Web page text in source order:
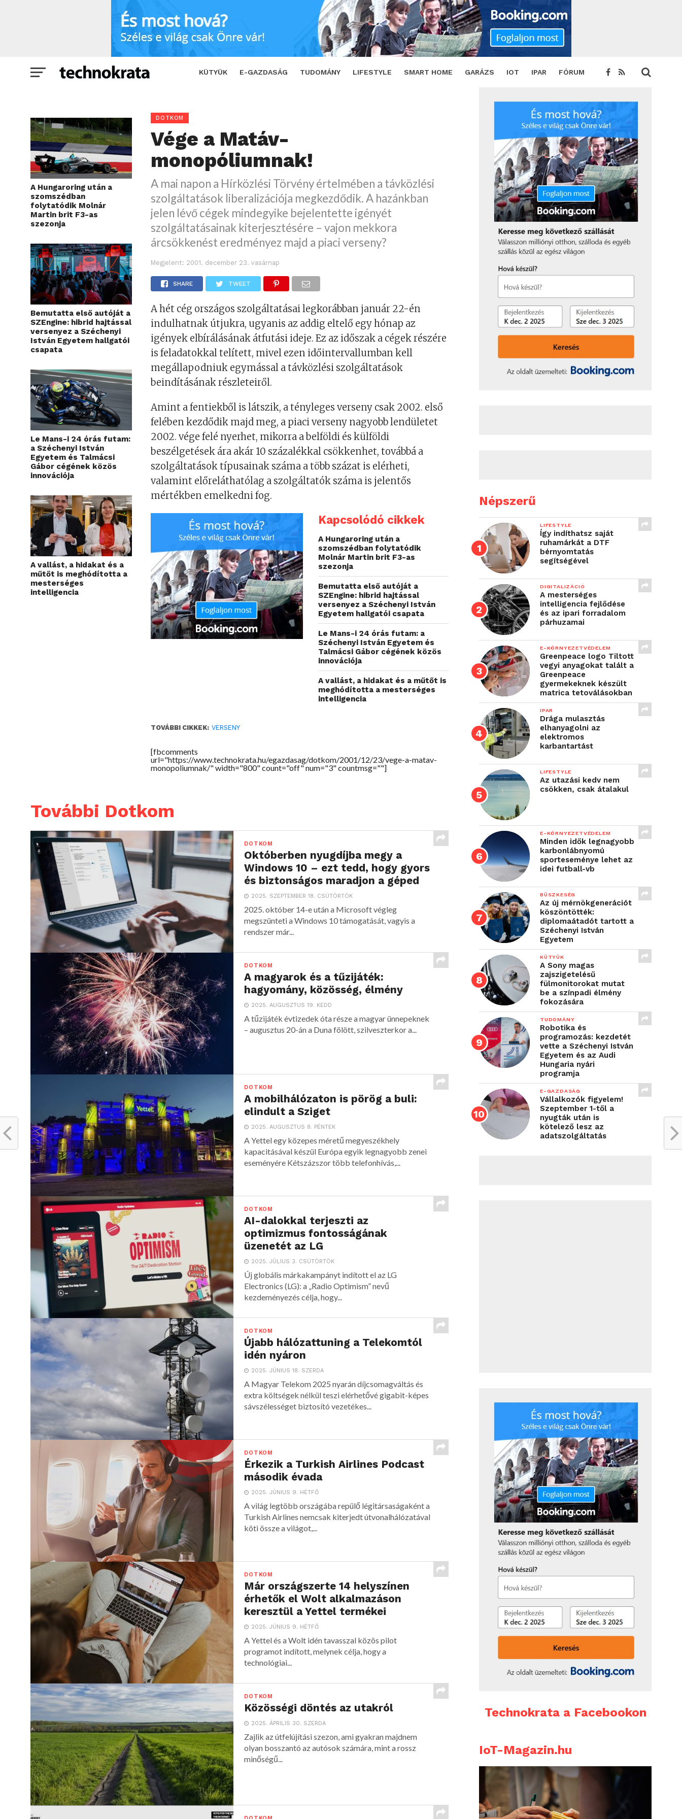
KÜTYÜK E-GAZDASÁG TUDOMÁNY LIFESTYLE SMART HOME GARÁZS IOT IPAR FÓRUM
Vége a Matáv-monopóliumnak! SHARE
A Hungaroring után a
szomszédban
folytatódik Molnár
Martin brit F3-as
szezonja
Bemutatta első autóját a
SZEngine: hibrid hajtással
versenyez a Széchenyi
István Egyetem hallgatói
csapata
Le Mans-i 24 órás futam:
a Széchenyi István
Egyetem és Talmácsi
Gábor cégének közös
innovációja
A vallást, a hidakat és a
műtőt is meghódította a
mesterséges
intelligencia
DOTKOM
Vége a Matáv-
monopóliumnak!
A mai napon a Hírközlési Törvény értelmében a távközlési
szolgáltatások liberalizációja megkezdődik. A hazánkban
jelen lévő cégek mindegyike bejelentette igényét
szolgáltatásainak kiterjesztésére – vajon mekkora
árcsökkenést eredményez majd a piaci verseny?
Megjelent: 2001. december 23. vasárnap
SHARE TWEET
A hét cég országos szolgáltatásai legkorábban január 22-én
indulhatnak útjukra, ugyanis az addig eltelő egy hónap az
igények elbírálásának átfutási ideje. Ez az időszak a cégek részére
is feladatokkal telített, mivel ezen időintervallumban kell
megállapodniuk egymással a távközlési szolgáltatások
beindításának részleteiről.
Amint a fentiekből is látszik, a tényleges verseny csak 2002. első
felében kezdődik majd meg, a piaci verseny nagyobb lendületet
2002. vége felé nyerhet, mikorra a belföldi és külföldi
beszélgetések ára akár 10 százalékkal csökkenhet, továbbá a
szolgáltatások típusainak száma a több százat is elérheti,
valamint előreláthatólag a szolgáltatók száma is jelentős
mértékben emelkedni fog.
Kapcsolódó cikkek
A Hungaroring után a
szomszédban folytatódik
Molnár Martin brit F3-as
szezonja
Bemutatta első autóját a
SZEngine: hibrid hajtással
versenyez a Széchenyi István
Egyetem hallgatói csapata
Le Mans-i 24 órás futam: a
Széchenyi István Egyetem és
Talmácsi Gábor cégének közös
innovációja
A vallást, a hidakat és a műtőt is
meghódította a mesterséges
intelligencia
TOVÁBBI CIKKEK: VERSENY
[fbcomments
url="https://www.technokrata.hu/egazdasag/dotkom/2001/12/23/vege-a-matav-
monopoliumnak/" width="800" count="off" num="3" countmsg=""]
További Dotkom
DOTKOM
Októberben nyugdíjba megy a
Windows 10 – ezt tedd, hogy gyors
és biztonságos maradjon a géped
2025. SZEPTEMBER 18. CSÜTÖRTÖK
2025. október 14-e után a Microsoft végleg
megszünteti a Windows 10 támogatását, vagyis a
rendszer már...
DOTKOM
A magyarok és a tűzijáték:
hagyomány, közösség, élmény
2025. AUGUSZTUS 19. KEDD
A tűzijáték évtizedek óta része a magyar ünnepeknek
– augusztus 20-án a Duna fölött, szilveszterkor a...
DOTKOM
A mobilhálózaton is pörög a buli:
elindult a Sziget
2025. AUGUSZTUS 8. PÉNTEK
A Yettel egy közepes méretű megyeszékhely
kapacitásával készül Európa egyik legnagyobb zenei
eseményére Kétszázszor több telefonhívás,...
DOTKOM
AI-dalokkal terjeszti az
optimizmus fontosságának
üzenetét az LG
2025. JÚLIUS 3. CSÜTÖRTÖK
Új globális márkakampányt indított el az LG
Electronics (LG): a „Radio Optimism” nevű
kezdeményezés célja, hogy...
DOTKOM
Újabb hálózattuning a Telekomtól
idén nyáron
2025. JÚNIUS 18. SZERDA
A Magyar Telekom 2025 nyarán díjcsomagváltás és
extra költségek nélkül teszi elérhetővé gigabit-képes
sávszélességet biztosító vezetékes...
DOTKOM
Érkezik a Turkish Airlines Podcast
második évada
2025. JÚNIUS 9. HÉTFŐ
A világ legtöbb országába repülő légitársaságaként a
Turkish Airlines nemcsak kiterjedt útvonalhálózatával
köti össze a világot,...
DOTKOM
Már országszerte 14 helyszínen
érhetők el Wolt alkalmazáson
keresztül a Yettel termékei
2025. JÚNIUS 9. HÉTFŐ
A Yettel és a Wolt idén tavasszal közös pilot
programot indított, melynek célja, hogy a
technológiai...
DOTKOM
Közösségi döntés az utakról
2025. ÁPRILIS 30. SZERDA
Zajlik az útfelújítási szezon, ami gyakran majdnem
olyan bosszantó az autósok számára, mint a rossz
minőségű...
Népszerű
LIFESTYLE
Így indíthatsz saját
ruhamárkát a DTF
bérnyomtatás
segítségével
DIGITALIZÁCIÓ
A mesterséges
intelligencia fejlődése
és az ipari forradalom
párhuzamai
E-KÖRNYEZETVÉDELEM
Greenpeace logo Tiltott
vegyi anyagokat talált a
Greenpeace
gyermekeknek készült
matrica tetoválásokban
IPAR
Drága mulasztás
elhanyagolni az
elektromos
karbantartást
LIFESTYLE
Az utazási kedv nem
csökken, csak átalakul
E-KÖRNYEZETVÉDELEM
Minden idők legnagyobb
karbonlábnyomú
sporteseménye lehet az
idei futball-vb
BÜSZKESÉG
Az új mérnökgenerációt
köszöntötték:
diplomaátadót tartott a
Széchenyi István
Egyetem
KÜTYÜK
A Sony magas
zajszigetelésű
fülmonitorokat mutat
be a színpadi élmény
fokozására
TUDOMÁNY
Robotika és
programozás: kezdetét
vette a Széchenyi István
Egyetem és az Audi
Hungaria nyári
programja
E-GAZDASÁG
Vállalkozók figyelem!
Szeptember 1-től a
nyugták után is
kötelező lesz az
adatszolgáltatás
Technokrata a Facebookon
IoT-Magazin.hu